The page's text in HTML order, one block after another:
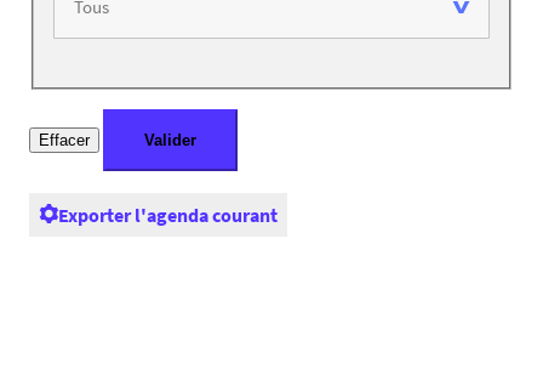
Exporter l'agenda courant